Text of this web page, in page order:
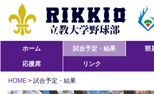
ホーム 試合予定・結果 部
応援席 リンク
HOME > 試合予定・結果